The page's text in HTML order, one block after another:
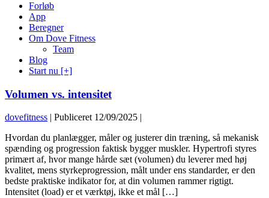
Forløb
App
Beregner
Om Dove Fitness
Team
Blog
Start nu [+]
Volumen vs. intensitet
dovefitness | Publiceret 12/09/2025 |
Hvordan du planlægger, måler og justerer din træning, så mekanisk
spænding og progression faktisk bygger muskler. Hypertrofi styres
primært af, hvor mange hårde sæt (volumen) du leverer med høj
kvalitet, mens styrkeprogression, målt under ens standarder, er den
bedste praktiske indikator for, at din volumen rammer rigtigt.
Intensitet (load) er et værktøj, ikke et mål […]